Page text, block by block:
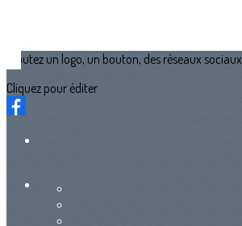
Ajoutez un logo, un bouton, des réseaux sociaux
Cliquez pour éditer